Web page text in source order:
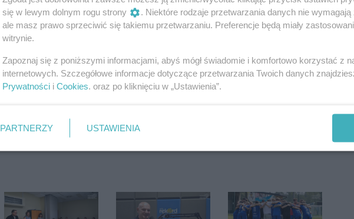
się w lewym dolnym rogu strony
. Niektóre rodzaje przetwarzania danych nie
ale masz prawo sprzeciwić się takiemu przetwarzaniu. Preferencje będą miały
witrynie.
Zapoznaj się z poniższymi informacjami, abyś mógł świadomie i komfortowo korzystać z
internetowych. Szczegółowe informacje dotyczące przetwarzania Twoich danych
Prywatności i Cookies. oraz po kliknięciu w „Ustawienia”.
PARTNERZY USTAWIENIA